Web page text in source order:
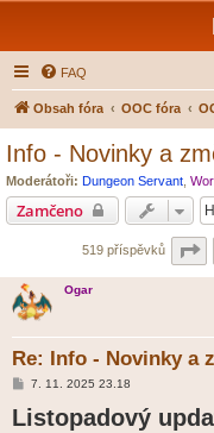
FAQ
Obsah fóra OOC fóra
Info - Novinky a
Moderátoři: Dungeon Servant
Zamčeno
519 příspěvků
Ogar
Re: Info - Novinky a
P
í
s
7. 11. 2025 23.18
Listopadový